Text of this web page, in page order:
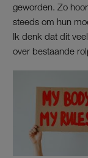
geworden. Zo
steeds om hun
Ik denk dat dit
over bestaande